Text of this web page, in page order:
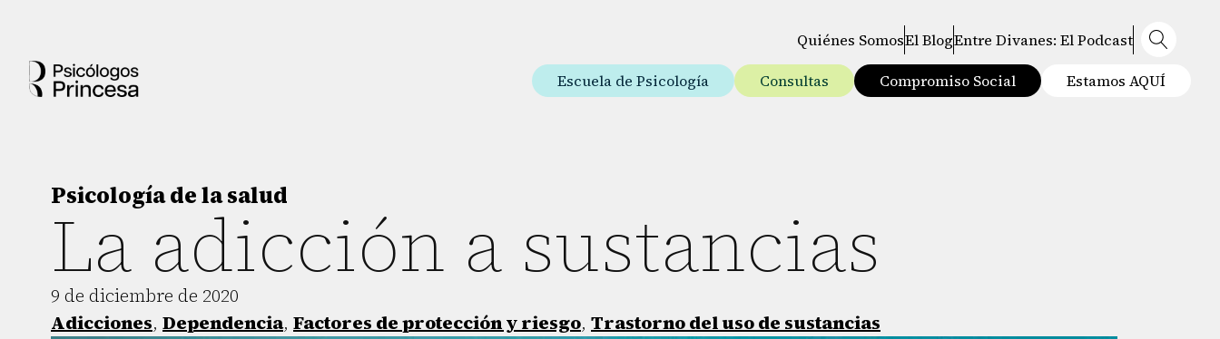
Quiénes SomosEl BlogEntre Divanes: El Podcast
Escuela de Psicología Consultas Compromiso Social Estamos AQUÍ
Psicología de la salud
La adicción a sustancias
9 de diciembre de 2020
Adicciones, Dependencia, Factores de protección y riesgo, Trastorno del uso de sustancias